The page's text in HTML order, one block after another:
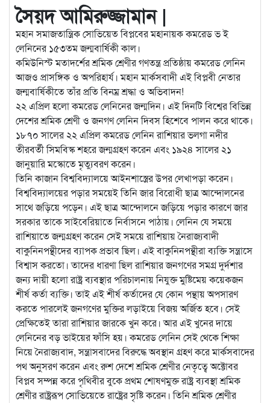
সৈয়দ আমিরুজ্জামান |
মহান সমাজতান্ত্রিক সোভিয়েত বিপ্লবের মহানায়ক কমরেড ভ ই
লেনিনের ১৫৩তম জন্মবার্ষিকী কাল।
কমিউনিস্ট মতাদর্শের শ্রমিক শ্রেণীর গণতন্ত্র প্রতিষ্ঠায় কমরেড লেনিন
আজও প্রাসঙ্গিক ও অপরিহার্য। মহান মার্কসবাদী এই বিপ্লবী নেতার
জন্মবার্ষিকীতে তাঁর প্রতি বিনম্র শ্রদ্ধা ও অভিবাদন!
২২ এপ্রিল হলো কমরেড লেনিনের জন্মদিন। এই দিনটি বিশ্বের বিভিন্ন
দেশের শ্রমিক শ্রেণী ও জনগণ লেনিন দিবস হিশেবে পালন করে থাকে।
১৮৭০ সালের ২২ এপ্রিল কমরেড লেনিন রাশিয়ার ভলগা নদীর
তীরবর্তী সিমবিস্ক শহরে জন্মগ্রহণ করেন এবং ১৯২৪ সালের ২১
জানুয়ারি মস্কোতে মৃত্যুবরণ করেন।
তিনি কাজান বিশ্ববিদ্যালয়ে আইনশাস্ত্রের উপর লেখাপড়া করেন।
বিশ্ববিদ্যালয়ের পড়ার সময়েই তিনি জার বিরোধী ছাত্র আন্দোলনের
সাথে জড়িয়ে পড়েন। এই ছাত্র আন্দোলনে জড়িয়ে পড়ার কারণে জার
সরকার তাকে সাইবেরিয়াতে নির্বাসনে পাঠায়। লেনিন যে সময়ে
রাশিয়াতে জন্মগ্রহণ করেন সেই সময়ে রাশিয়ায় নৈরাজ্যবাদী
বাকুনিনপন্থীদের ব্যাপক প্রভাব ছিল। এই বাকুনিনপন্থীরা ব্যক্তি সন্ত্রাসে
বিশ্বাস করতো। তাদের ধারণা ছিল রাশিয়ার জনগণের সমগ্র দুর্দশার
জন্য দায়ী হলো রাষ্ট্র ব্যবস্থার পরিচালনায় নিযুক্ত মুষ্টিমেয় কয়েকজন
শীর্ষ কর্তা ব্যক্তি। তাই এই শীর্ষ কর্তাদের যে কোন পন্থায় অপসারণ
করতে পারলেই জনগণের মুক্তির লড়াইয়ে বিজয় অর্জিত হবে। সেই
প্রেক্ষিতেই তারা রাশিয়ার জারকে খুন করে। আর এই খুনের দায়ে
লেনিনের বড় ভাইয়ের ফাঁসি হয়। কমরেড লেনিন সেই থেকে শিক্ষা
নিয়ে নৈরাজ্যবাদ, সন্ত্রাসবাদের বিরুদ্ধে অবস্থান গ্রহণ করে মার্কসবাদের
পথ অনুসরণ করেন এবং রুশ দেশে শ্রমিক শ্রেণীর নেতৃত্বে অক্টোবর
বিপ্লব সম্পন্ন করে পৃথিবীর বুকে প্রথম শোষণমুক্ত রাষ্ট্র ব্যবস্থা শ্রমিক
শ্রেণীর রাষ্ট্ররূপ সোভিয়েতে রাষ্ট্রের সৃষ্টি করেন। তিনি শ্রমিক শ্রেণীর